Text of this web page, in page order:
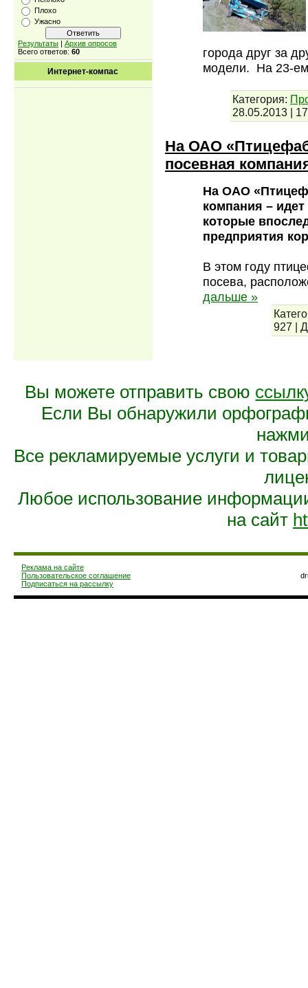
Плохо
Ужасно
Результаты | Архив опросов
Всего ответов: 60
Интернет-компас
города друг за
модели. На 23-
Категория:
28.05.2013 |
На ОАО
посевная
На ОАО
компания –
которые
предприятия
В этом году
посева,
дальше »
927 |
Вы можете отправить свою
Если Вы обнаружили
Все рекламируемые услуги и
Любое использование
на сайт
Реклама на сайте
Пользовательское соглашение
Подписаться на рассылку